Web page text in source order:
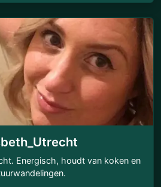
Energisch, houdt van koken en